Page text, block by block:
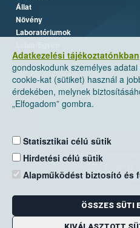
Adatkezelési tájékoztatónkban
gondoskodunk személyes
cookie-kat (sütiket) használ a
érdekében, melynek
„Elfogadom” gombra.
Statisztikai célú sütik
Hirdetési célú sütik
Alapműködést biztosító és
ÖSSZES SÜTI
Állat
Növény
Laboratóriumok
Nemzeti
Levelezési cím:
E-mail:
Zöld szám: